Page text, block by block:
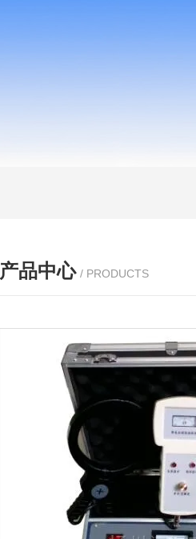
产品中心 / PRODUCTS